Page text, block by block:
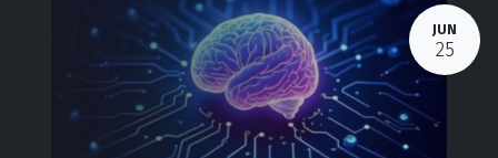
JUN
25